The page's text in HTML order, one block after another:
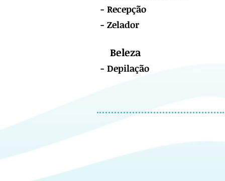
- Recepção
- Zelador
Beleza
- Depilação